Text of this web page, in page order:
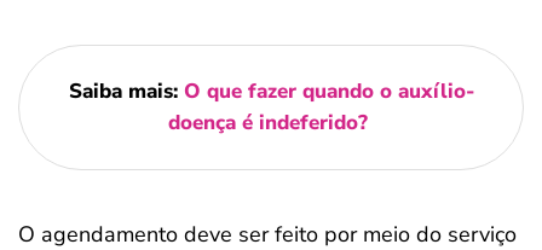
Saiba mais: O que fazer quando o auxílio-
doença é indeferido?
O agendamento deve ser feito por meio do serviço